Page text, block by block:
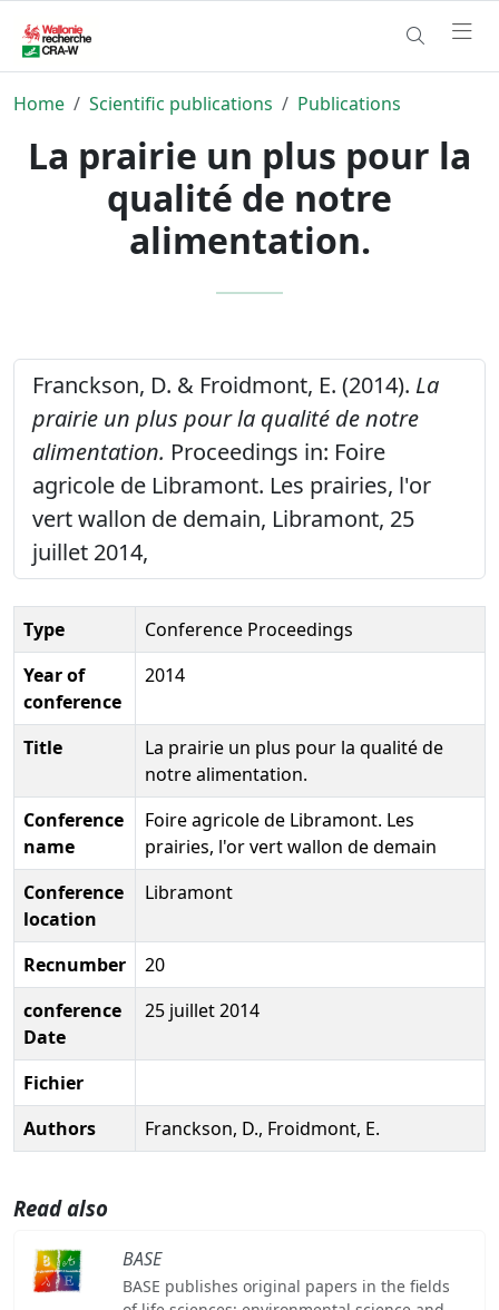
Home Scientific publications Publications
La prairie un plus pour la
qualité de notre
alimentation.
Franckson, D. & Froidmont, E. (2014). La
prairie un plus pour la qualité de notre
alimentation. Proceedings in: Foire
agricole de Libramont. Les prairies, l'or
vert wallon de demain, Libramont, 25
juillet 2014,
Type
Conference Proceedings
Year of
conference
2014
Title
La prairie un plus pour la qualité de
notre alimentation.
Conference
name
Foire agricole de Libramont. Les
prairies, l'or vert wallon de demain
Conference
location
Libramont
Recnumber
20
conference
Date
25 juillet 2014
Fichier
Authors
Franckson, D., Froidmont, E.
Read also
BASE
BASE publishes original papers in the fields